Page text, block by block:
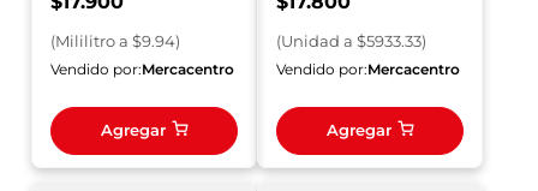
(Mililitroa $9.94)
Vendido por:Mercacentro
Agregar
(Unidad a $5933.33)
Vendido por:Mercacentro
Agregar